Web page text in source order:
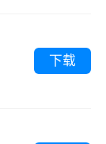
下载